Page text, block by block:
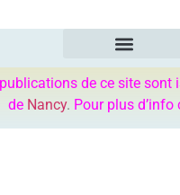
de ce site sont
de Nancy. Pour plus d’info